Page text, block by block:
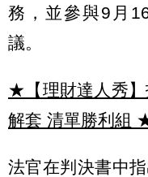
務，並參與9月
議。
★【理財達人秀】
解套 清單勝利組
法官在判決書中